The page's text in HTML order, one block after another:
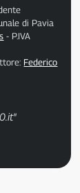
di Pavia
- P.IVA
Federico